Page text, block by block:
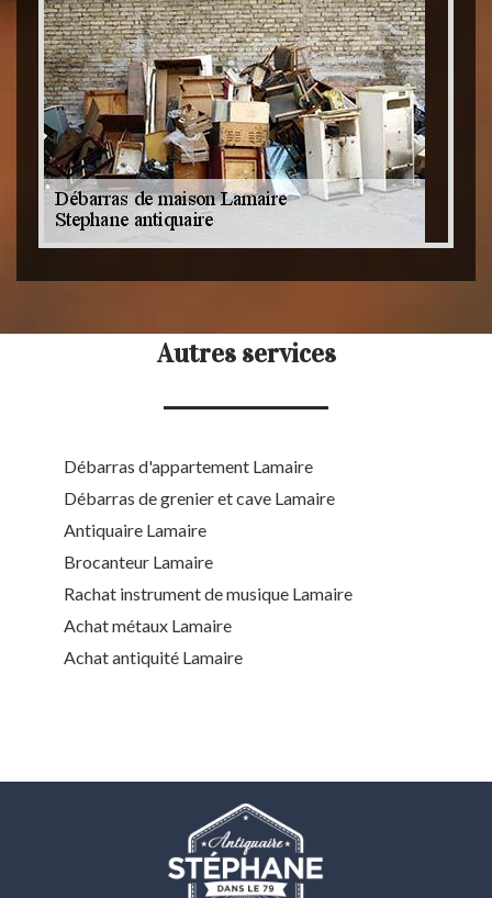
Autres services
Débarras d'appartement Lamaire
Débarras de grenier et cave Lamaire
Antiquaire Lamaire
Brocanteur Lamaire
Rachat instrument de musique Lamaire
Achat métaux Lamaire
Achat antiquité Lamaire